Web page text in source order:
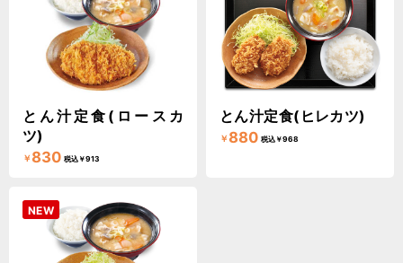
とん汁定食(ロースカ
ツ)
￥830 税込￥913
とん汁定食(ヒレカツ)
￥880 税込￥968
NEW